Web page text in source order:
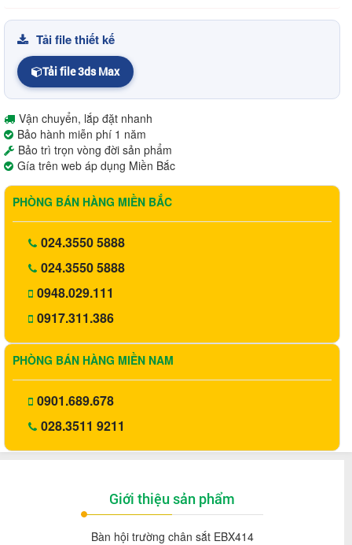
Tải file thiết kế
Tải file 3ds Max
Vận chuyển, lắp đặt nhanh
Bảo hành miễn phí 1 năm
Bảo trì trọn vòng đời sản phẩm
Gía trên web áp dụng Miền Bắc
PHÒNG BÁN HÀNG MIỀN BẮC
024.3550 5888
024.3550 5888
0948.029.111
0917.311.386
PHÒNG BÁN HÀNG MIỀN NAM
0901.689.678
028.3511 9211
Giới thiệu sản phẩm
Bàn hội trường chân sắt EBX414